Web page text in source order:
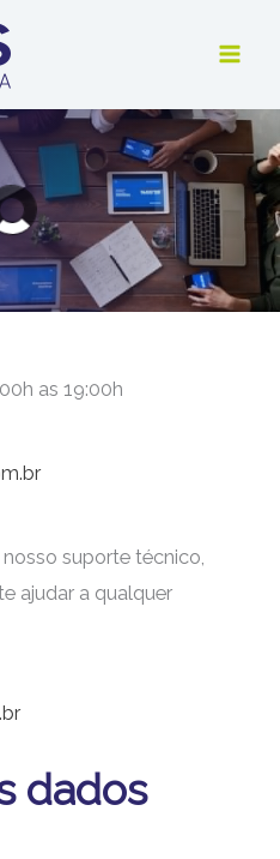
preencha os dados
contato
as 19:00h
suporte técnico,
ajudar a qualquer
dados